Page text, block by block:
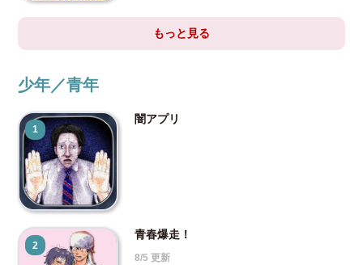
もっと見る
少年／青年
1
闇アプリ
2
青春爆走！
8/5 更新